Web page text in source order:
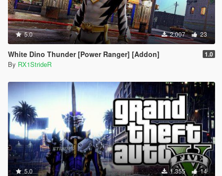
5.0 2.007 23
White Dino Thunder [Power Ranger] [Addon] 1.0
By RX1StrideR
5.0 1.355 14